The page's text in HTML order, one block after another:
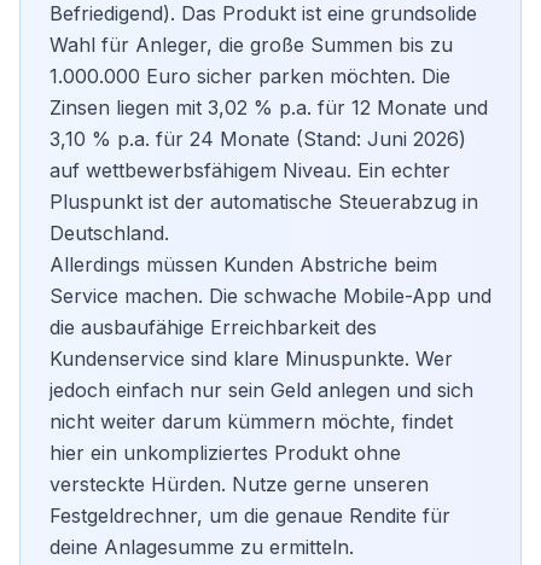
Befriedigend). Das Produkt ist eine grundsolide
Wahl für Anleger, die große Summen bis zu
1.000.000 Euro sicher parken möchten. Die
Zinsen liegen mit 3,02 % p.a. für 12 Monate und
3,10 % p.a. für 24 Monate (Stand: Juni 2026)
auf wettbewerbsfähigem Niveau. Ein echter
Pluspunkt ist der automatische Steuerabzug in
Deutschland.
Allerdings müssen Kunden Abstriche beim
Service machen. Die schwache Mobile-App und
die ausbaufähige Erreichbarkeit des
Kundenservice sind klare Minuspunkte. Wer
jedoch einfach nur sein Geld anlegen und sich
nicht weiter darum kümmern möchte, findet
hier ein unkompliziertes Produkt ohne
versteckte Hürden. Nutze gerne unseren
Festgeldrechner, um die genaue Rendite für
deine Anlagesumme zu ermitteln.